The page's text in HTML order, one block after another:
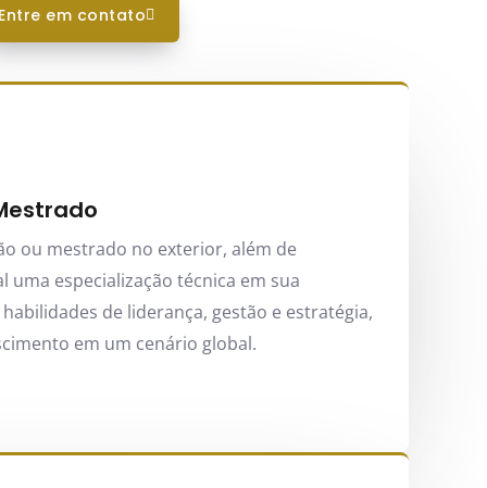
entre em contato
ou mestrado no exterior, além de
especialização técnica em sua
de liderança, gestão e estratégia,
em um cenário global.